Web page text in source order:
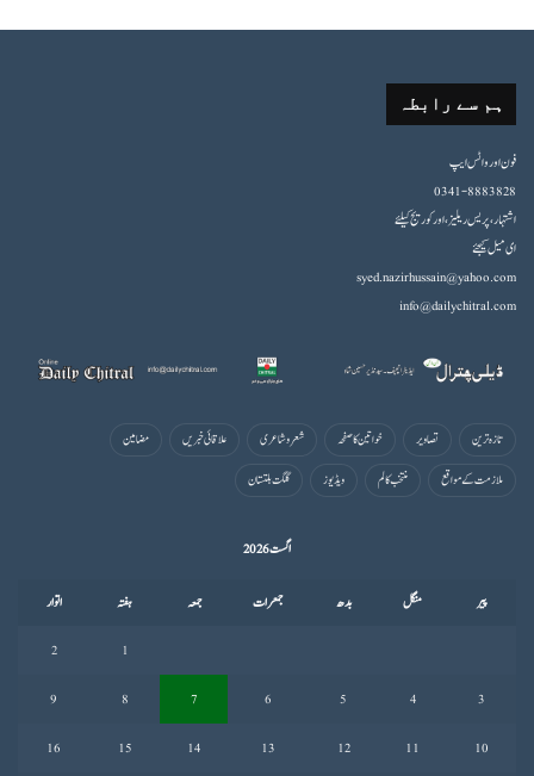
ہم سے رابطہ
فون اورواٹس ایپ
0341-8883828
اشتہار،پریس ریلیز، اور کوریج کیلئے
ای میل کیجئے
syed.nazirhussain@yahoo.com
info@dailychitral.com
تازہ ترین تصاویر خواتین کا صفحہ شعروشاعری علاقائی خبریں
مضامین
ملازمت کے مواقع
منتخب کالم ویڈیوز گلگت بلتستان
اگست 2026
پیر منگل بدھ جمعرات جمعہ ہفتہ اتوار
1
2
3
4
5
6
7
8
9
10
11
12
13
14
15
16